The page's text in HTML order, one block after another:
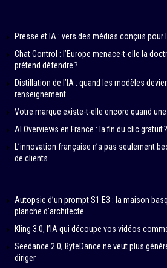
Presse et IA : vers des médias conçus pour
Chat Control : l’Europe menace-t-elle la
prétend défendre ?
Distillation de l’IA : quand les modèles
renseignement
Votre marque existe-t-elle encore quand
AI Overviews en France : la fin du clic gratuit ?
L’innovation française n’a pas seulement
de clients
Autopsie d’un prompt S1 E3 : la maison
planche d’architecte
Kling 3.0, l’IA qui découpe vos vidéos
Seedance 2.0, ByteDance ne veut plus
diriger